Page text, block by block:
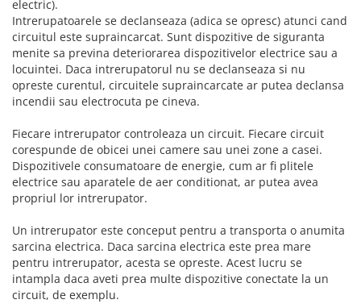
Surse de Alimentare si Accesorii
Banda LED
Profile Aluminiu pentru Banda LED
Iluminat Industrial
Corpuri Liniare LED Industriale
Iluminat Stradal
Iluminat de Urgență
Videointerfoane Si Interfoane
Statii Incarcare Electrice
Stalpi Octogonali Galvanizati
Stalpi de Iluminat
Brate + accesorii
electric).
Intrerupatoarele se declanseaza (adica se opresc) atunci cand
circuitul este supraincarcat. Sunt dispozitive de siguranta
menite sa previna deteriorarea dispozitivelor electrice sau a
locuintei. Daca intrerupatorul nu se declanseaza si nu
opreste curentul, circuitele supraincarcate ar putea declansa
incendii sau electrocuta pe cineva.
Fiecare intrerupator controleaza un circuit. Fiecare circuit
corespunde de obicei unei camere sau unei zone a casei.
Dispozitivele consumatoare de energie, cum ar fi plitele
electrice sau aparatele de aer conditionat, ar putea avea
propriul lor intrerupator.
Un intrerupator este conceput pentru a transporta o anumita
sarcina electrica. Daca sarcina electrica este prea mare
pentru intrerupator, acesta se opreste. Acest lucru se
intampla daca aveti prea multe dispozitive conectate la un
circuit, de exemplu.